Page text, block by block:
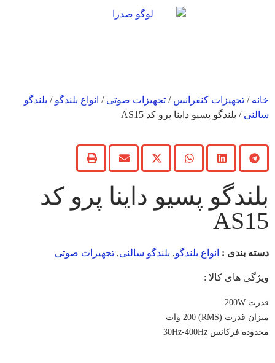
خانه / تجهیزات کنفرانس / تجهیزات صوتی / انواع بلندگو / بلندگو
سالنی / بلندگو پسیو داینا پرو کد AS15
بلندگو پسیو داینا پرو کد
AS15
دسته بندی : انواع بلندگو, بلندگو سالنی, تجهیزات صوتی
ویژگی های کالا :
قدرت 200W
میزان قدرت (RMS) 200 وات
محدوده فرکانس 30Hz-400Hz